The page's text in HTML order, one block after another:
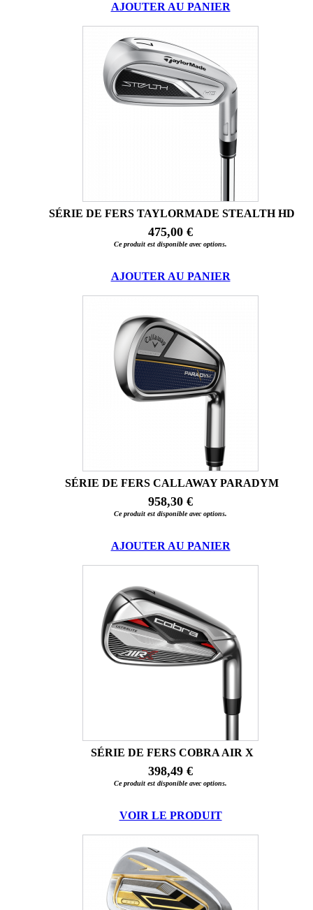
AJOUTER AU PANIER
SÉRIE DE FERS TAYLORMADE STEALTH HD
475,00 €
Ce produit est disponible avec options.
AJOUTER AU PANIER
SÉRIE DE FERS CALLAWAY PARADYM
958,30 €
Ce produit est disponible avec options.
AJOUTER AU PANIER
SÉRIE DE FERS COBRA AIR X
398,49 €
Ce produit est disponible avec options.
VOIR LE PRODUIT